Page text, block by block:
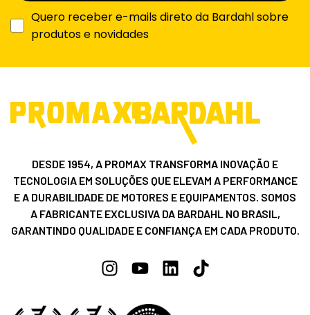
Quero receber e-mails direto da Bardahl sobre
produtos e novidades
DESDE 1954, A PROMAX TRANSFORMA INOVAÇÃO E
TECNOLOGIA EM SOLUÇÕES QUE ELEVAM A PERFORMANCE
E A DURABILIDADE DE MOTORES E EQUIPAMENTOS. SOMOS
A FABRICANTE EXCLUSIVA DA BARDAHL NO BRASIL,
GARANTINDO QUALIDADE E CONFIANÇA EM CADA PRODUTO.